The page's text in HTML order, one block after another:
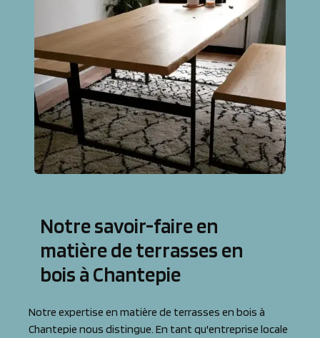
Notre savoir-faire en
matière de terrasses en
bois à Chantepie
Notre expertise en matière de terrasses en bois à
Chantepie nous distingue. En tant qu'entreprise locale